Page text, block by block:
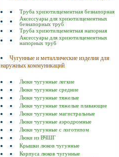
Труба хризотилцементная безнапорная
Аксессуары для хризотилцементных
безнапорных труб
Труба хризотилцементная напорная
Аксессуары для хризотилцементных
напорных труб
Чугунные и металлические изделия для
наружных коммуникаций
Люки чугунные легкие
Люки чугунные средние
Люки чугунные тяжелые
Люки чугунные тяжелые плавающие
Люки чугунные магистральные
Люки чугунные аэродромные
Люки чугунные с логотипом
Люки из ВЧШГ
Крышки люков чугунные
Корпуса люков чугунные